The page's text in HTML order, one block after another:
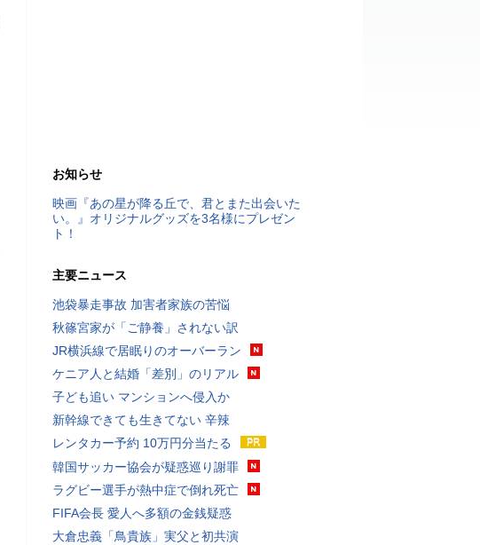
お知らせ
映画『あの星が降る丘で、君とまた出会いた
い。』オリジナルグッズを3名様にプレゼン
ト！
主要ニュース
池袋暴走事故 加害者家族の苦悩
秋篠宮家が「ご静養」されない訳
JR横浜線で居眠りのオーバーラン
ケニア人と結婚「差別」のリアル
子ども追い マンションへ侵入か
新幹線できても生きてない 辛辣
レンタカー予約 10万円分当たる
韓国サッカー協会が疑惑巡り謝罪
ラグビー選手が熱中症で倒れ死亡
FIFA会長 愛人へ多額の金銭疑惑
大倉忠義「鳥貴族」実父と初共演